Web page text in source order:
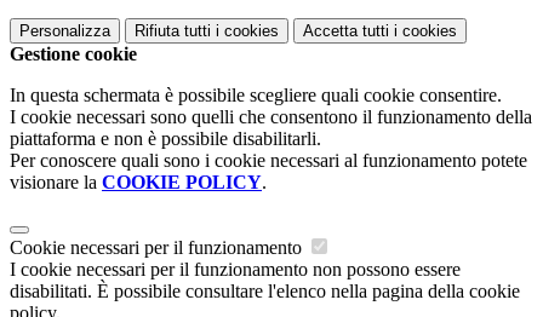
Personalizza Rifiuta tutti i cookies Accetta tutti i cookies
Gestione cookie
In questa schermata è possibile scegliere quali cookie consentire.
I cookie necessari sono quelli che consentono il funzionamento della
piattaforma e non è possibile disabilitarli.
Per conoscere quali sono i cookie necessari al funzionamento potete
visionare la COOKIE POLICY.
Cookie necessari per il funzionamento
I cookie necessari per il funzionamento non possono essere
disabilitati. È possibile consultare l'elenco nella pagina della cookie
policy.